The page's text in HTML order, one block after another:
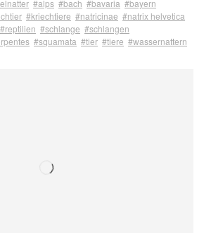
#alps #bach #bavaria #bayern
#kriechtiere #natricinae #natrix helvetica
#reptilien #schlange #schlangen
#squamata #tier #tiere #wassernattern